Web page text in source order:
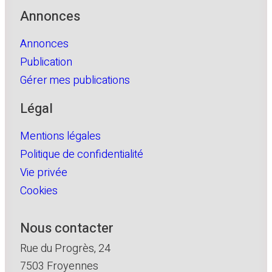
Annonces
Annonces
Publication
Gérer mes publications
Légal
Mentions légales
Politique de confidentialité
Vie privée
Cookies
Nous contacter
Rue du Progrès, 24
7503 Froyennes